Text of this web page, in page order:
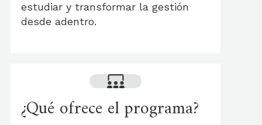
estudiar y transformar la gestión
desde adentro.
¿Qué ofrece el programa?